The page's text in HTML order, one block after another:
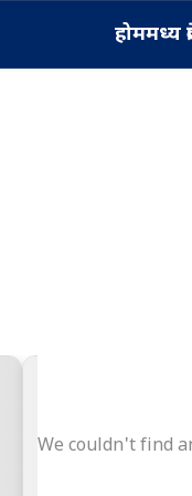
होममध्य
We couldn't find